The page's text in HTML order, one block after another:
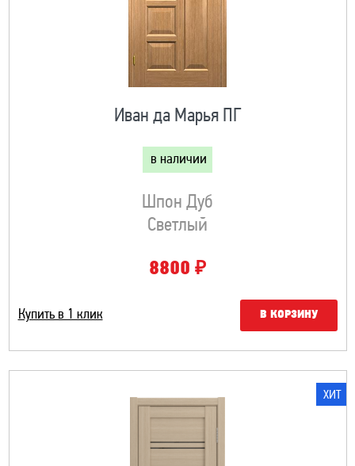
Иван да Марья ПГ
в наличии
Шпон Дуб
Светлый
8800 ₽
Купить в 1 клик В КОРЗИНУ
ХИТ